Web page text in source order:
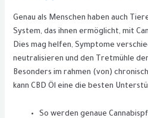
Genau als Menschen haben auch
System, das ihnen ermöglicht, mit
Dies mag helfen, Symptome
neutralisieren und den Tretmühle
Besonders im rahmen (von)
kann CBD Öl eine die besten
So werden genaue